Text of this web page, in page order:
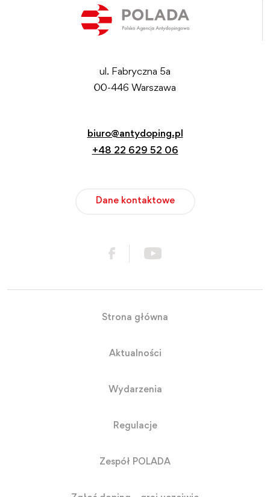
ul. Fabryczna 5a
00-446 Warszawa
biuro@antydoping.pl
+48 22 629 52 06
Dane kontaktowe
Strona główna
Aktualności
Wydarzenia
Regulacje
Zespół POLADA